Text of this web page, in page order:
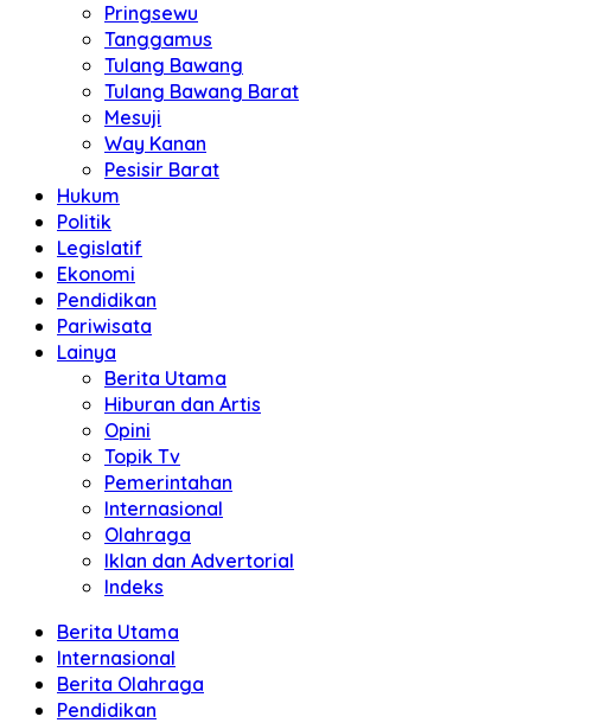
Pringsewu
Tanggamus
Tulang Bawang
Tulang Bawang Barat
Mesuji
Way Kanan
Pesisir Barat
Hukum
Politik
Legislatif
Ekonomi
Pendidikan
Pariwisata
Lainya
Berita Utama
Hiburan dan Artis
Opini
Topik Tv
Pemerintahan
Internasional
Olahraga
Iklan dan Advertorial
Indeks
Berita Utama
Internasional
Berita Olahraga
Pendidikan